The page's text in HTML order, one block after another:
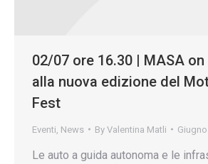
02/07 ore 16.30 | MASA
alla nuova edizione del
Fest
Eventi News By Valentina Matli
Le auto a guida autonoma e le